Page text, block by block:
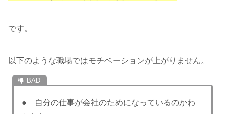
です。
以下のような職場ではモチベーションが上がりません。
● 自分の仕事が会社のためになっているのかわ